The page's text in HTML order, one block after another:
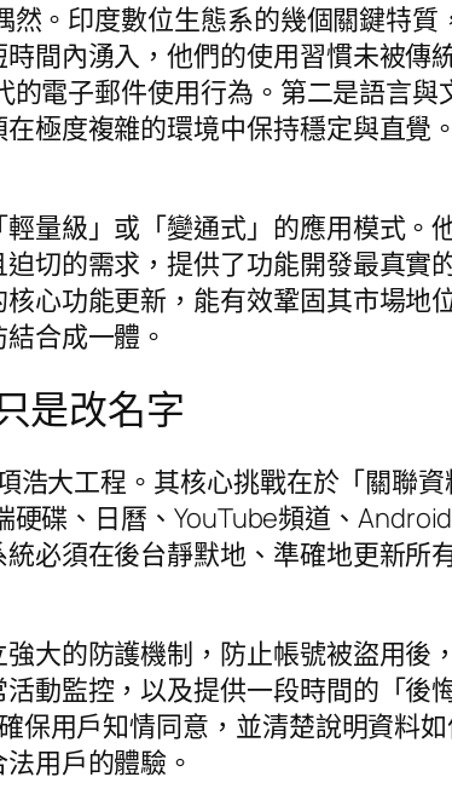
。印度數位生態系的幾個關鍵特
間內湧入，他們的使用習慣未被傳
電子郵件使用行為。第二是語言與
極度複雜的環境中保持穩定與直覺
量級」或「變通式」的應用模式。
切的需求，提供了功能開發最真實
心功能更新，能有效鞏固其市場地
合成一體。
是改名字
浩大工程。其核心挑戰在於「關聯
碟、日曆、YouTube頻道、
必須在後台靜默地、準確地更新所
大的防護機制，防止帳號被盜用後
動監控，以及提供一段時間的「後
保用戶知情同意，並清楚說明資料
用戶的體驗。